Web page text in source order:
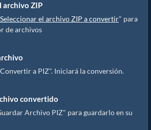
archivo ZIP
Seleccionar el archivo ZIP a convertir" para
de archivos
a PIZ". Iniciará la conversión.
convertido
Archivo PIZ" para guardarlo en su